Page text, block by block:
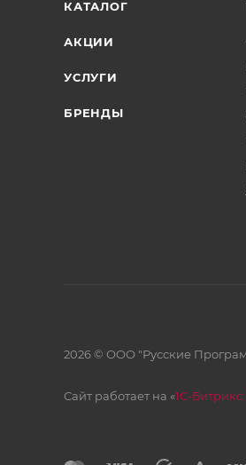
КАТАЛОГ
АКЦИИ
УСЛУГИ
БРЕНДЫ
2026 © ООО "Русские
Сайт работает на «1С-